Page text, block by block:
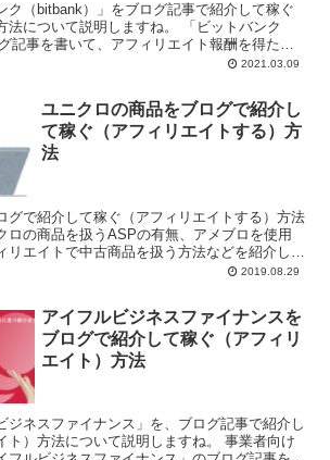
ク（bitbank）」をブログ記事で紹介して稼ぐ
いて説明しますね。 「ビットバンク
記事を書いて、アフィリエイト報酬を得たい
2021.03.09
ユニクロの商品をブログで紹介し
て稼ぐ（アフィリエイトする）方
法
グで紹介して稼ぐ（アフィリエイトする）方法
ロの商品を扱うASPの有無、アメブロを使用
リエイトで中古商品を扱う方法などを紹介して
ック報酬型広告を貼っておくのも必須です。
2019.08.29
アイフルビジネスファイナンスを
ブログで紹介して稼ぐ（アフィリ
エイト）方法
ジネスファイナンス」を、ブログ記事で紹介し
方法について説明しますね。 事業者向け